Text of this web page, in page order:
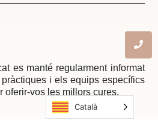
es manté regularment informat
i els equips específics
oferir-vos les millors cures.
Català